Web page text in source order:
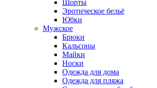
Шорты
Эротическое бельё
Юбки
Мужское
Брюки
Кальсоны
Майки
Носки
Одежда для дома
Одежда для пляжа